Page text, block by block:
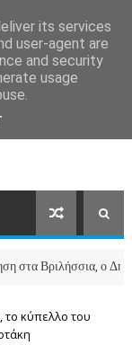
ο Δήμος
κύπελλο του
its services
user-agent are
and security
usage